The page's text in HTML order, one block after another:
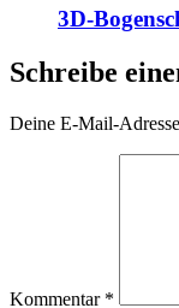
3D-
Schreibe
Deine E-Mail-
Kommentar *